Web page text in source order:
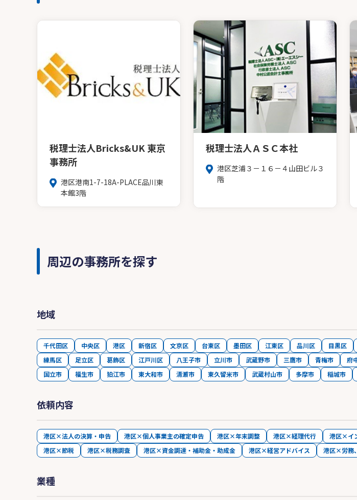
税理士法人Bricks&UK 東京
事務所
港区港南1-7-18A-PLACE品川東
本館3階
税理士法人ＡＳＣ本社
港区芝浦３－１６－４山田ビル３
階
周辺の事務所を探す
地域
千代田区 中央区 港区 新宿区 文京区 台東区 墨田区 江東区 品川区 目黒区
練馬区
足立区 葛飾区 江戸川区 八王子市 立川市 武蔵野市 三鷹市 青梅市 府
国立市
福生市 狛江市 東大和市 清瀬市 東久留米市 武蔵村山市 多摩市 稲城市
依頼内容
港区×法人の決算・申告 港区×個人事業主の確定申告 港区×年末調整 港区×経理代行 港区×イ
港区×節税
港区×税務調査 港区×資金調達・補助金・助成金 港区×経営アドバイス 港区×労務
業種